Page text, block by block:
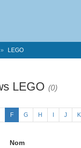
LEGO
LEGO (0)
F G H J K
Nom